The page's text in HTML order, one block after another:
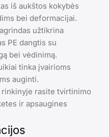
iš aukštos kokybės
bei deformacijai.
užtikrina
PE dangtis su
bei vėdinimą.
tinka įvairioms
auginti.
rinkinyje rasite tvirtinimo
ir apsaugines